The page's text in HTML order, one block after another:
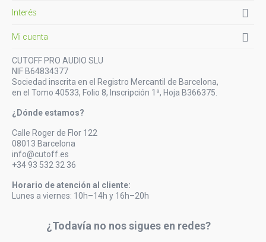
Interés 
Mi cuenta 
CUTOFF PRO AUDIO SLU
NIF B64834377
Sociedad inscrita en el Registro Mercantil de Barcelona,
en el Tomo 40533, Folio 8, Inscripción 1ª, Hoja B366375.
¿Dónde estamos?
Calle Roger de Flor 122
08013 Barcelona
info@cutoff.es
+34 93 532 32 36
Horario de atención al cliente:
Lunes a viernes: 10h–14h y 16h–20h
¿Todavía no nos sigues en redes?